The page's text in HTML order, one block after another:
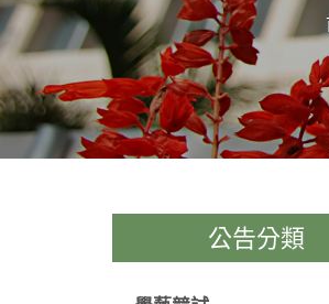
公告分類